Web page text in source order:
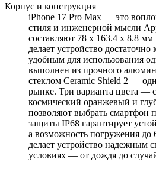
Корпус и конструкция
iPhone 17 Pro Max — это
стиля и инженерной мысли
составляют 78 x 163.4 x 8.8 мм
делает устройство
удобным для использования
выполнен из прочного
стеклом Ceramic Shield 2 —
рынке. Три варианта цвета —
космический оранжевый и
позволяют выбрать смартфон
защиты IP68 гарантирует
а возможность погружения до
делает устройство надежным
условиях — от дождя до